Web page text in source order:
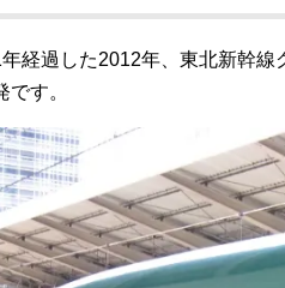
経過した2012年、東北新幹
す。